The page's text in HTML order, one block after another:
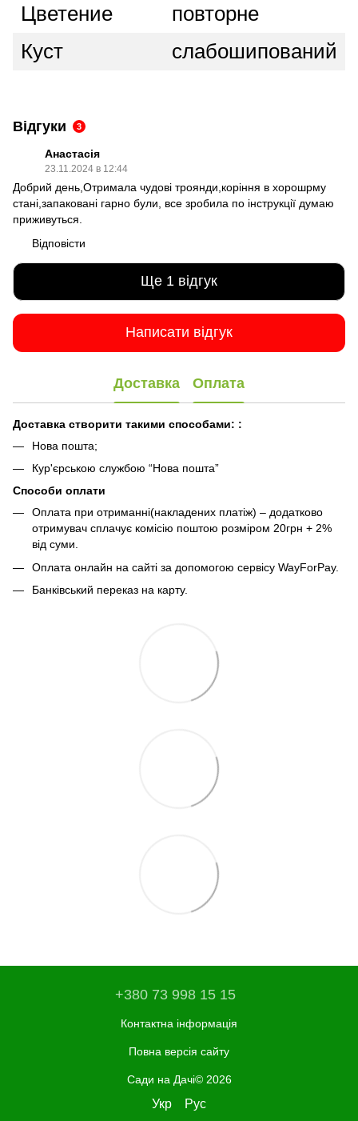
Цветение
повторне
Куст
слабошипований
Відгуки 3
Анастасія
23.11.2024 в 12:44
Добрий день,Отримала чудові троянди,коріння в хорошрму
стані,запаковані гарно були, все зробила по інструкції думаю
приживуться.
Відповісти
Ще 1 відгук
Написати відгук
Доставка Оплата
Доставка створити такими способами: :
Нова пошта;
Кур'єрською службою “Нова пошта”
Способи оплати
Оплата при отриманні(накладених платіж) – додатково
отримувач сплачує комісію поштою розміром 20грн + 2%
від суми.
Оплата онлайн на сайті за допомогою сервісу WayForPay.
Банківський переказ на карту.
+380 73 998 15 15
Контактна інформація
Повна версія сайту
Сади на Дачі© 2026
Укр Рус